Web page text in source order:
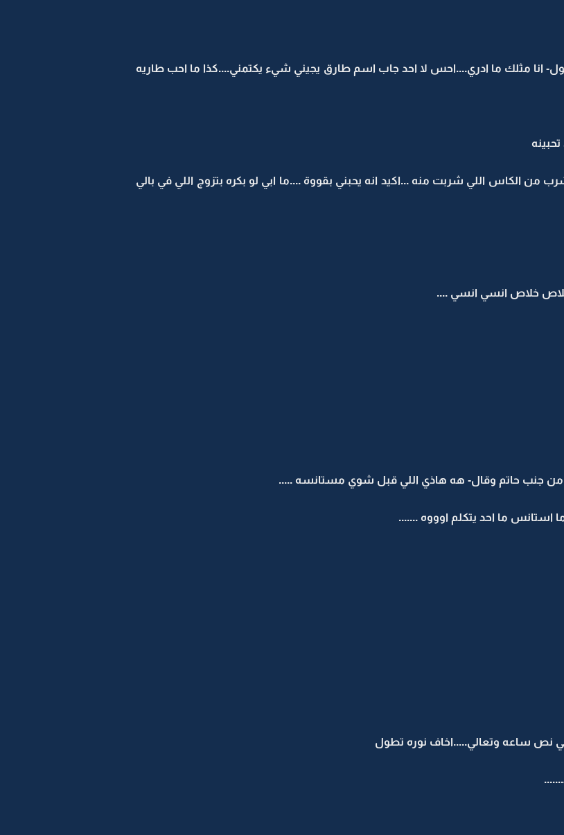
انا مثلك ما ادري....احس لا احد جاب اسم طارق يجيني شيء يكتمني....كذا ما احب طاريه
من الكاس اللي شربت منه ...اكيد انه يحبني بقووة ....ما ابي لو بكره بتزوج اللي في بالي
خلاص انسي انسي ....
جنب حاتم وقال- هه هاذي اللي قبل شوي مستانسه .....
ما احد يتكلم اوووه .......
نص ساعه وتعالي.....اخاف نوره تطول